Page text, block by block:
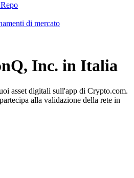
di mercato
Inc. in Italia
asset digitali sull'app di Crypto.com.
alla validazione della rete in